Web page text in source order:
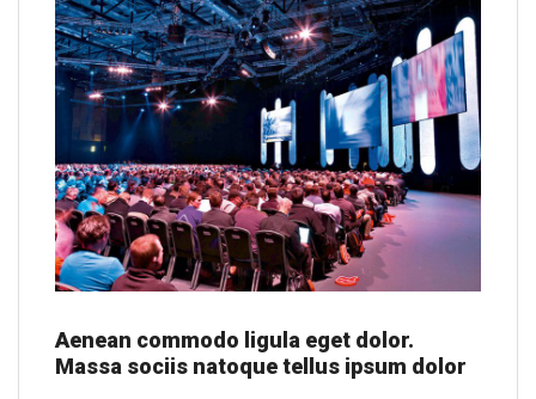
Aenean commodo ligula eget dolor.
Massa sociis natoque tellus ipsum dolor